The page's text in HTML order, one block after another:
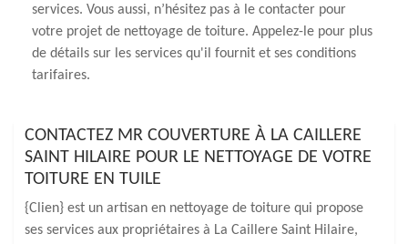
services. Vous aussi, n’hésitez pas à le contacter pour
votre projet de nettoyage de toiture. Appelez-le pour plus
de détails sur les services qu'il fournit et ses conditions
tarifaires.
CONTACTEZ MR COUVERTURE À LA CAILLERE
SAINT HILAIRE POUR LE NETTOYAGE DE VOTRE
TOITURE EN TUILE
{Clien} est un artisan en nettoyage de toiture qui propose
ses services aux propriétaires à La Caillere Saint Hilaire,